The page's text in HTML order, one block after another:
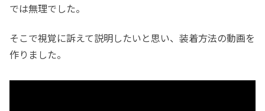
では無理でした。
そこで視覚に訴えて説明したいと思い、装着方法の動画を
作りました。